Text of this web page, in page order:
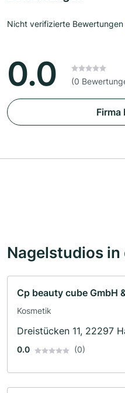
Nicht verifizierte Bewertungen
0.0 (0
Firma
Nagelstudios in
Cp beauty cube GmbH
Kosmetik
Dreistücken 11, 22297
0.0 (0)